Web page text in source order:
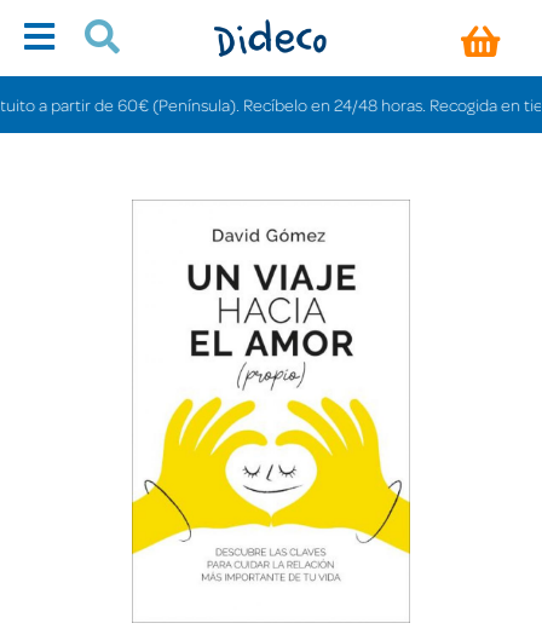
partir de 60€ (Península). Recíbelo en 24/48 horas. Recogida en